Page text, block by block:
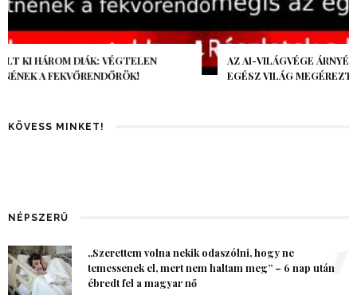
AZ AI-VILÁGVÉGE ÁRNYÉKA, CSAK PÁR ÓRA VOLT, MÉGIS AZ
EGÉSZ VILÁG MEGÉREZTE…
KÖVESS MINKET!
NÉPSZERŰ
„Szerettem volna nekik odaszólni, hogy ne
temessenek el, mert nem haltam meg” – 6 nap után
ébredt fel a magyar nő
1